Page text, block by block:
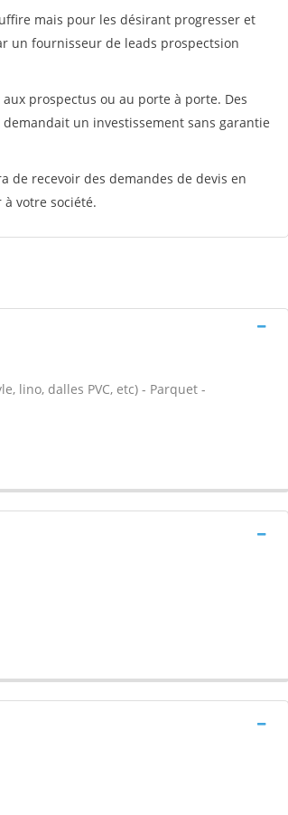
mais pour les désirant progresser et
un fournisseur de leads prospectsion
prospectus ou au porte à porte. Des
un investissement sans garantie
de recevoir des demandes de devis en
votre société.
lino, dalles PVC, etc) - Parquet -